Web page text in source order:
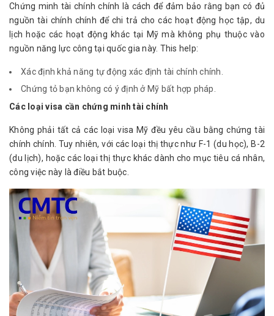
Chứng minh tài chính chính là cách để đảm bảo rằng bạn có đủ
nguồn tài chính chính để chi trả cho các hoạt động học tập, du
lịch hoặc các hoạt động khác tại Mỹ mà không phụ thuộc vào
nguồn năng lực công tại quốc gia này. This help:
Xác định khả năng tự động xác định tài chính chính.
Chứng tỏ bạn không có ý định ở Mỹ bất hợp pháp.
Các loại visa cần chứng minh tài chính
Không phải tất cả các loại visa Mỹ đều yêu cầu bằng chứng tài
chính chính. Tuy nhiên, với các loại thị thực như F-1 (du học), B-2
(du lịch), hoặc các loại thị thực khác dành cho mục tiêu cá nhân,
công việc này là điều bắt buộc.